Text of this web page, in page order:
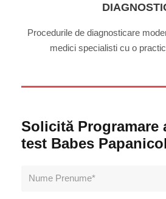
Procedurile de diagnosticare
medici specialisti cu o
Solicită Programare
test Babes